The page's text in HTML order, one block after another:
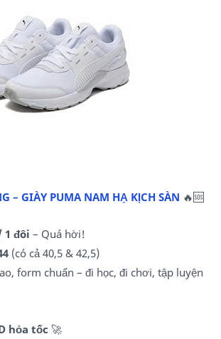
– GIÀY PUMA NAM HẠ KỊCH SÀN 🔥🆘
1 đôi – Quá hời!
(có cả 40,5 & 42,5)
form chuẩn – đi học, đi chơi, tập luyện
hỏa tốc 🚀